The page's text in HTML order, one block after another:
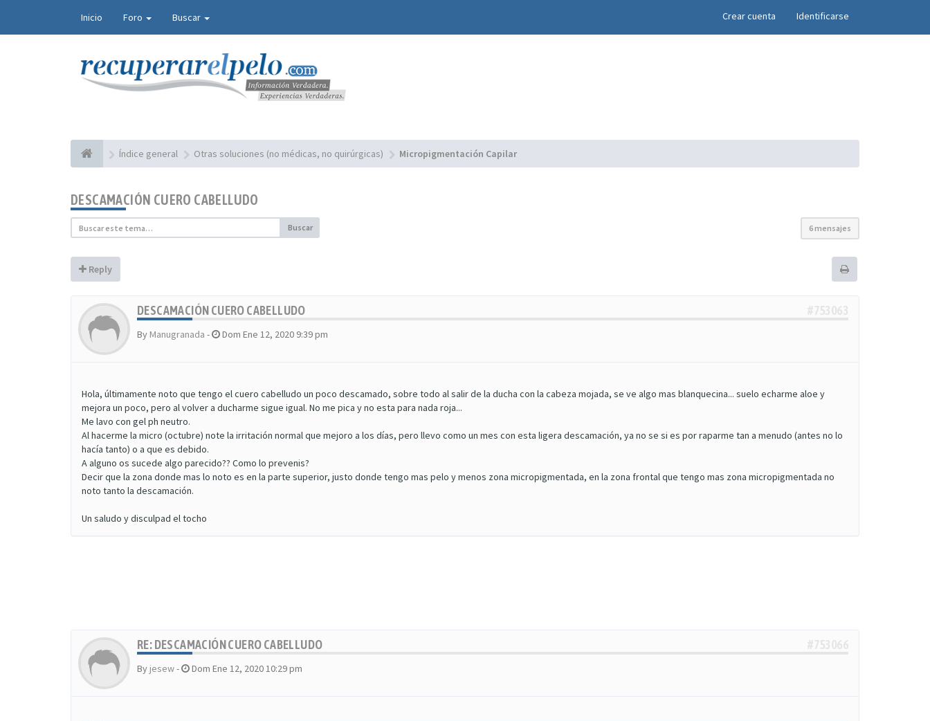
Inicio Foro Buscar Crear cuenta Identificarse ×
Índice general Otras soluciones (no médicas, no quirúrgicas) Micropigmentación Capilar
DESCAMACIÓN CUERO CABELLUDO
Buscar 6 mensajes
Reply
DESCAMACIÓN CUERO CABELLUDO
By Manugranada - Dom Ene 12, 2020 9:39 pm
Hola, últimamente noto que tengo el cuero cabelludo un poco descamado, sobre todo al salir de la ducha con la cabeza mojada, se ve algo mas blanquecina... suelo echarme aloe y
mejora un poco, pero al volver a ducharme sigue igual. No me pica y no esta para nada roja...
Me lavo con gel ph neutro.
Al hacerme la micro (octubre) note la irritación normal que mejoro a los días, pero llevo como un mes con esta ligera descamación, ya no se si es por raparme tan a menudo (antes no lo
hacía tanto) o a que es debido.
A alguno os sucede algo parecido?? Como lo prevenis?
Decir que la zona donde mas lo noto es en la parte superior, justo donde tengo mas pelo y menos zona micropigmentada, en la zona frontal que tengo mas zona micropigmentada no
noto tanto la descamación.
Un saludo y disculpad el tocho
RE: DESCAMACIÓN CUERO CABELLUDO
By jesew- Dom Ene 12, 2020 10:29 pm